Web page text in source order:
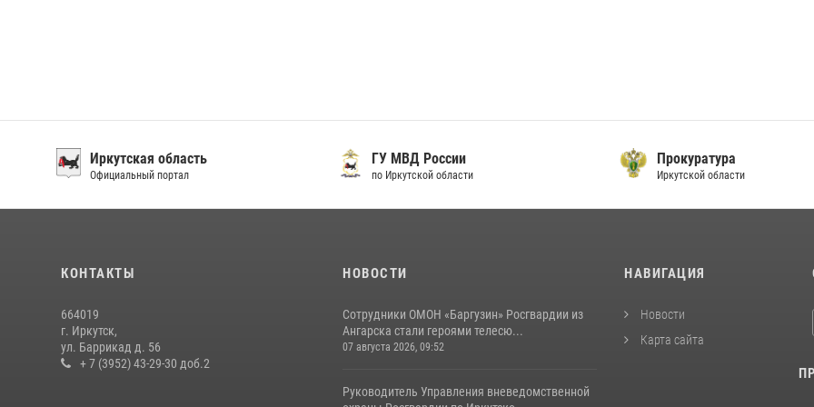
Иркутская область
Официальный портал
ГУ МВД России
по Иркутской области
Прокуратура
Иркутской области
КОНТАКТЫ
664019
г. Иркутск,
ул. Баррикад д. 56
+ 7 (3952) 43-29-30 доб.2
НОВОСТИ
Сотрудники ОМОН «Баргузин» Росгвардии из
Ангарска стали героями телесю...
07 августа 2026, 09:52
Руководитель Управления вневедомственной
НАВИГАЦИЯ
Новости
Карта сайта